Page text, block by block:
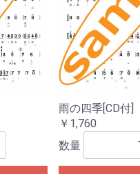
雨の四季[CD付]
￥1,760
数量